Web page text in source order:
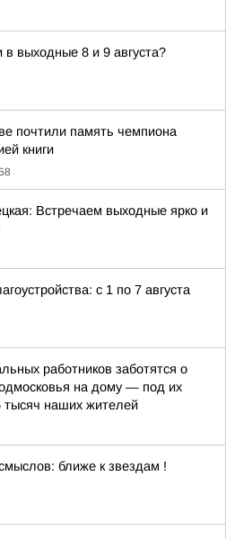
в выходные 8 и 9 августа?
почтили память чемпиона
книги
Встречаем выходные ярко и
с 1 по 7 августа
работников заботятся о
на дому — под их
тысяч наших жителей
ближе к звездам !